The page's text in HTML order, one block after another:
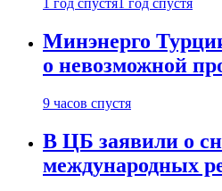
1 год спустя 1 год спустя
Минэнерго
о невозможной
9 часов спустя
В ЦБ заявили о
международных